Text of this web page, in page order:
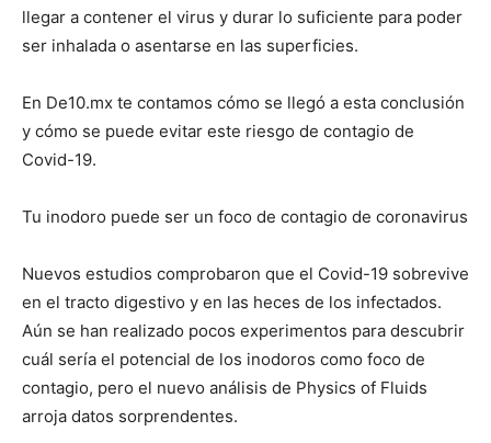
llegar a contener el virus y durar lo suficiente para poder
ser inhalada o asentarse en las superficies.
En De10.mx te contamos cómo se llegó a esta conclusión
y cómo se puede evitar este riesgo de contagio de
Covid-19.
Tu inodoro puede ser un foco de contagio de coronavirus
Nuevos estudios comprobaron que el Covid-19 sobrevive
en el tracto digestivo y en las heces de los infectados.
Aún se han realizado pocos experimentos para descubrir
cuál sería el potencial de los inodoros como foco de
contagio, pero el nuevo análisis de Physics of Fluids
arroja datos sorprendentes.